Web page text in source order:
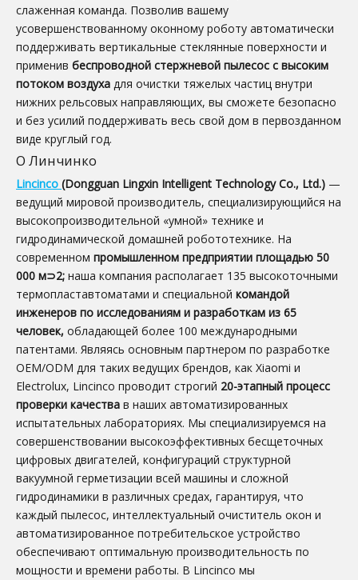
слаженная команда. Позволив вашему
усовершенствованному оконному роботу автоматически
поддерживать вертикальные стеклянные поверхности и
применив беспроводной стержневой пылесос с высоким
потоком воздуха для очистки тяжелых частиц внутри
нижних рельсовых направляющих, вы сможете безопасно
и без усилий поддерживать весь свой дом в первозданном
виде круглый год.
О Линчинко
Lincinco (Dongguan Lingxin Intelligent Technology Co., Ltd.) —
ведущий мировой производитель, специализирующийся на
высокопроизводительной «умной» технике и
гидродинамической домашней робототехнике. На
современном промышленном предприятии площадью 50
000 м⊃2; наша компания располагает 135 высокоточными
термопластавтоматами и специальной командой
инженеров по исследованиям и разработкам из 65
человек, обладающей более 100 международными
патентами. Являясь основным партнером по разработке
OEM/ODM для таких ведущих брендов, как Xiaomi и
Electrolux, Lincinco проводит строгий 20-этапный процесс
проверки качества в наших автоматизированных
испытательных лабораториях. Мы специализируемся на
совершенствовании высокоэффективных бесщеточных
цифровых двигателей, конфигураций структурной
вакуумной герметизации всей машины и сложной
гидродинамики в различных средах, гарантируя, что
каждый пылесос, интеллектуальный очиститель окон и
автоматизированное потребительское устройство
обеспечивают оптимальную производительность по
мощности и времени работы. В Lincinco мы